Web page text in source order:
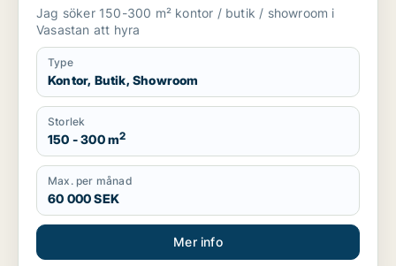
Jag söker 150-300 m² kontor / butik / showroom i
Vasastan att hyra
Type
Kontor, Butik, Showroom
Storlek
150 - 300 m2
Max. per månad
60 000 SEK
Mer info